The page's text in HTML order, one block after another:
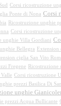
Corsi ricostruzione
Ponte di Nona Corsi
Ricostruzione unghie
Corsi ricostruzione
unghie Villa Gordiani
Bellegra Extension
ciglia San Vito
Fregene
Ricostruzione
Corsi ricostruzione
prezzi Basilica Di
unghie
prezzi Acqua Bullicante